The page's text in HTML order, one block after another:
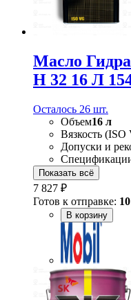
Масло
H 32 16 Л
Осталось 26 шт.
Объем16 л
Вязкость (ISO
Допуски и
Показать всё
7 827 ₽
Готов к отправке:
В корзину